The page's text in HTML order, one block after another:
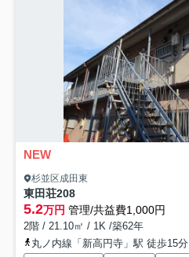
NEW
杉並区成田東
東田荘208
5.2万円 管理/共益費1,000円
2階 / 21.10㎡ / 1K /築62年
丸ノ内線「新高円寺」駅 徒歩15分